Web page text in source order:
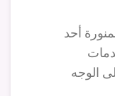
أحد
الوجه